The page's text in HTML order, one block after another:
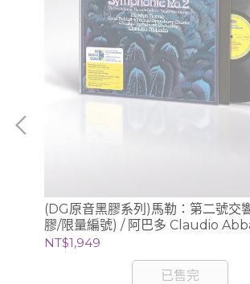
(DG原音黑膠系列)馬勒：第二號交
膠/限量編號) / 阿巴多 Claudio
芝加哥交響樂團
NT$1,949
已售完